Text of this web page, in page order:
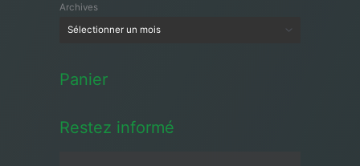
Archives
Panier
Restez informé